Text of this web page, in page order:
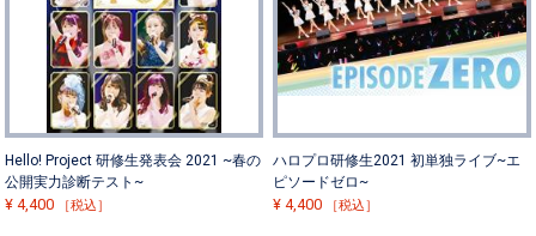
Hello! Project 研修生発表会 2021 ~春の
公開実力診断テスト~
¥4,400 ［税込］
ハロプロ研修生2021 初単独ライブ~エ
ピソードゼロ~
¥4,400 ［税込］